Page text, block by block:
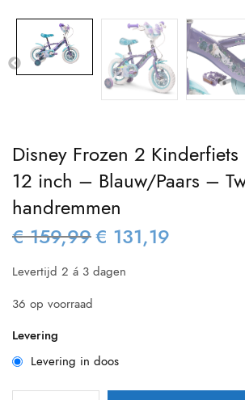
Disney Frozen 2
12 inch – Blauw/Paars –
handremmen
€159,99 Oorspronkelijke
€ 159,99.
€ 131,19
Levertijd 2 á 3 dagen
36 op voorraad
Levering
Levering in doos